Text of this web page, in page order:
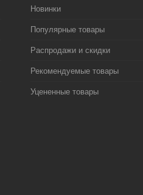
Новинки
Популярные товары
Распродажи и скидки
Рекомендуемые товары
Уцененные товары